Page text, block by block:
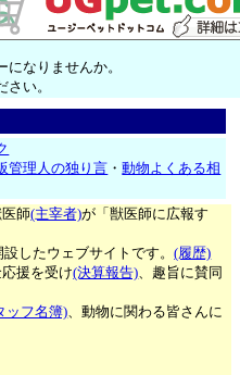
なりませんか。
さい。
管理人の独り言 ・動物よくある相
師(主宰者)が「獣医師に広報す
したウェブサイトです。(履歴)
援を受け(決算報告)、趣旨に賛同
ッフ名簿)、動物に関わる皆さんに